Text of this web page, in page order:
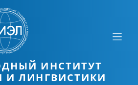
ИНСТИТУТ
ЛИНГВИСТИКИ